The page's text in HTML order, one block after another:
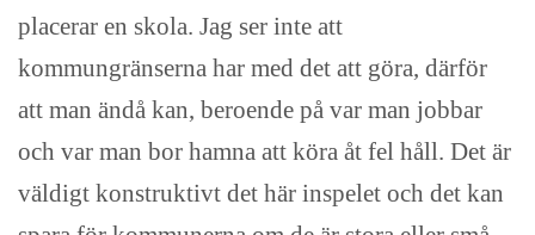
placerar en skola. Jag ser inte att
kommungränserna har med det att göra, därför
att man ändå kan, beroende på var man jobbar
och var man bor hamna att köra åt fel håll. Det är
väldigt konstruktivt det här inspelet och det kan